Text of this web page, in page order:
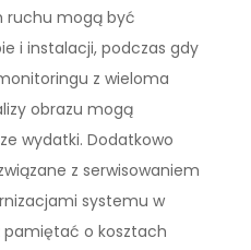
ruchu mogą być
i instalacji, podczas gdy
z wieloma
obrazu mogą
wydatki. Dodatkowo
z serwisowaniem
systemu w
pamiętać o kosztach